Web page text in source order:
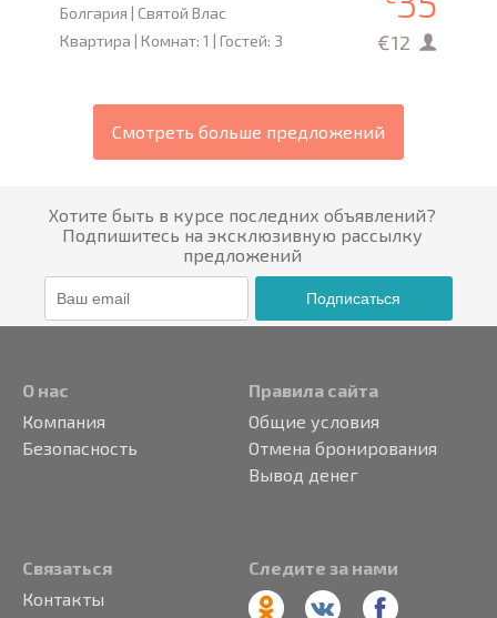
Болгария | Святой Влас
Квартира | Комнат: 1 | Гостей: 3
€12
Смотреть больше предложений
Хотите быть в курсе последних объявлений?
Подпишитесь на эксклюзивную рассылку
предложений
Подписаться
О нас
Компания
Безопасность
Правила сайта
Общие условия
Отмена бронирования
Вывод денег
Связаться
Контакты
Следите за нами